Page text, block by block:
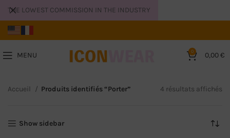
MENU 0 0,00€
Accueil Produits identifiés “Porter” 4 résultats affichés
Show sidebar
THE LOWEST COMMISSION IN THE INDUSTRY